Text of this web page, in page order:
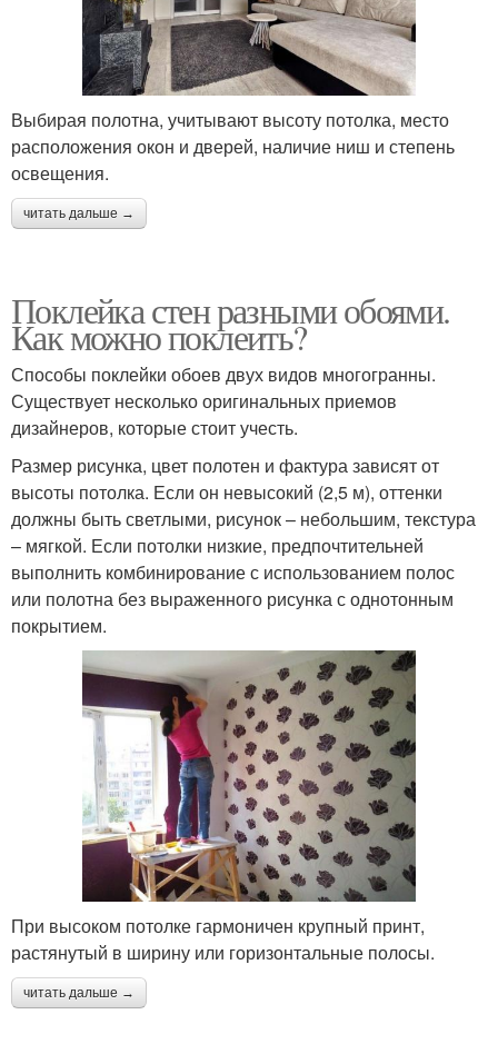
Выбирая полотна, учитывают высоту потолка, место
расположения окон и дверей, наличие ниш и степень
освещения.
читать дальше →
Поклейка стен разными обоями.
Как можно поклеить?
Способы поклейки обоев двух видов многогранны.
Существует несколько оригинальных приемов
дизайнеров, которые стоит учесть.
Размер рисунка, цвет полотен и фактура зависят от
высоты потолка. Если он невысокий (2,5 м), оттенки
должны быть светлыми, рисунок – небольшим, текстура
– мягкой. Если потолки низкие, предпочтительней
выполнить комбинирование с использованием полос
или полотна без выраженного рисунка с однотонным
покрытием.
При высоком потолке гармоничен крупный принт,
растянутый в ширину или горизонтальные полосы.
читать дальше →